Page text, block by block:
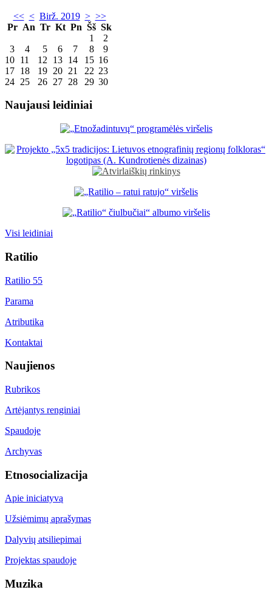
<< < Birž. 2019 > >>
Pr An Tr Kt Pn Šš Sk
1
2
3
4 5 6 7 8
9
10 11 12 13 14 15 16
17 18 19 20 21 22 23
24 25 26 27 28 29 30
Naujausi leidiniai
Visi leidiniai
Ratilio
Ratilio 55
Parama
Atributika
Kontaktai
Naujienos
Rubrikos
Artėjantys renginiai
Spaudoje
Archyvas
Etnosocializacija
Apie iniciatyvą
Užsiėmimų aprašymas
Dalyvių atsiliepimai
Projektas spaudoje
Muzika